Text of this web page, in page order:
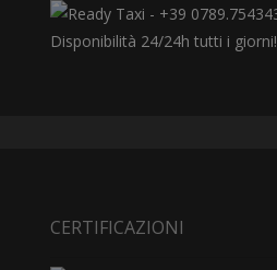
Disponibilità 24/24h tutti i giorni!
CERTIFICAZIONI